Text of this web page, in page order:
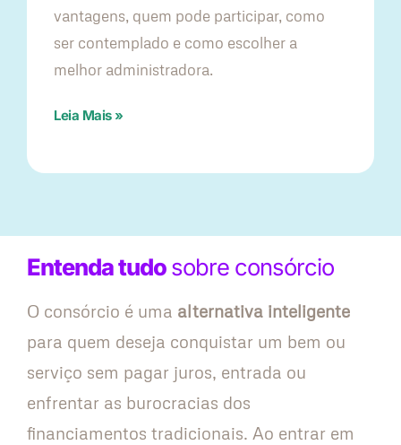
vantagens, quem pode participar, como
ser contemplado e como escolher a
melhor administradora.
Leia Mais »
Entenda tudosobre consórcio
O consórcio é uma alternativa inteligente
para quem deseja conquistar um bem ou
serviço sem pagar juros, entrada ou
enfrentar as burocracias dos
financiamentos tradicionais. Ao entrar em